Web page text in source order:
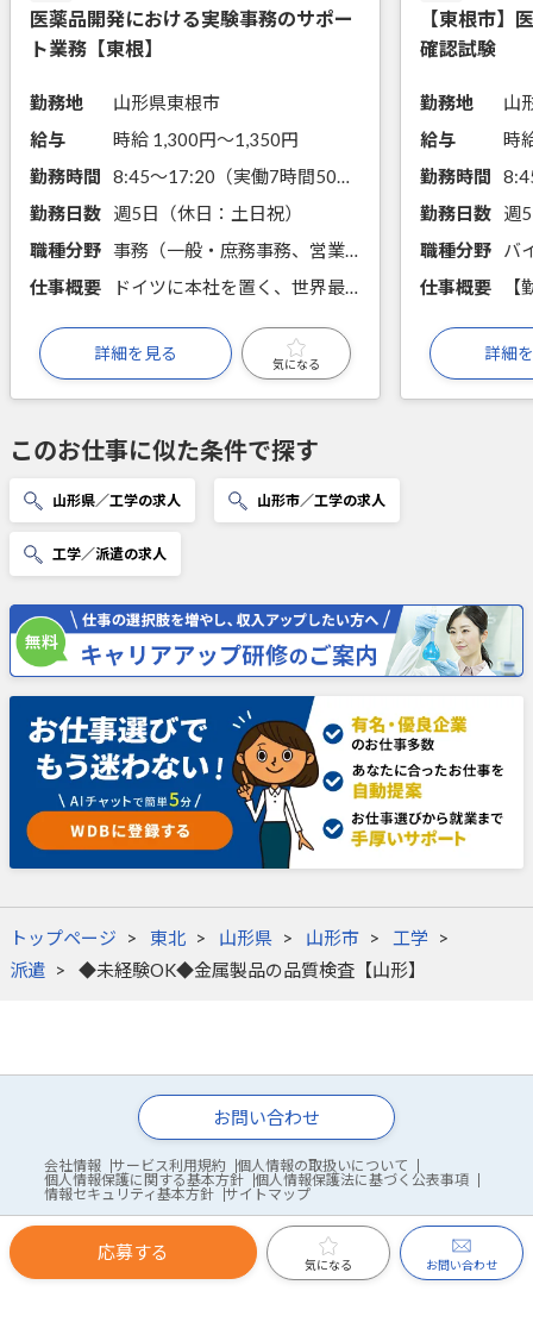
医薬品開発における実験事務のサポー
ト業務【東根】
勤務地
山形県東根市
給与
時給 1,300円〜1,350円
勤務時間
8:45～17:20（実働7時間50分）
勤務日数
週5日（休日：土日祝）
職種分野
事務（一般・庶務事務、営業事務、生産管理事務）
仕事概要
ドイツに本社を置く、世界最大規模を誇る外資系製薬企業です、研究現場に必要な設備の清掃や原料の在庫管理、そのほか測定結果の入力補助など、事務庶務業務を行いながら医薬品開発のサポートをいただきます。
詳細を見る
気になる
【東根市】
確認試験
勤務地
給与
時
勤務時間
勤務日数
週
職種分野
仕事概要
詳細
このお仕事に似た条件で探す
山形県／工学の求人 山形市／工学の求人
工学／派遣の求人
トップページ 東北 山形県 山形市
工学
派遣
◆未経験OK◆金属製品の品質検査【山形】
応募する
気になる お問い合わせ
お問い合わせ
会社情報 サービス利用規約
個人情報の取扱いについて
個人情報保護に関する基本方針
個人情報保護法に基づく公表事項
情報セキュリティ基本方針
サイトマップ
© WDB Co., Ltd.